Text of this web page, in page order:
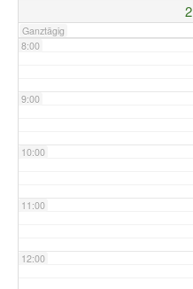
2
Ganztägig
8:00
9:00
10:00
11:00
12:00